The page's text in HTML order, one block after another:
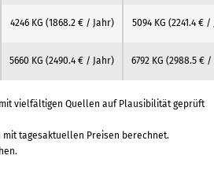
4246 KG (1868.2 € / Jahr) 5094 KG (2241.4 € /
5660 KG (2490.4 € / Jahr) 6792 KG (2988.5 € /
vielfältigen Quellen auf Plausibilität geprüft
mit tagesaktuellen Preisen berechnet.